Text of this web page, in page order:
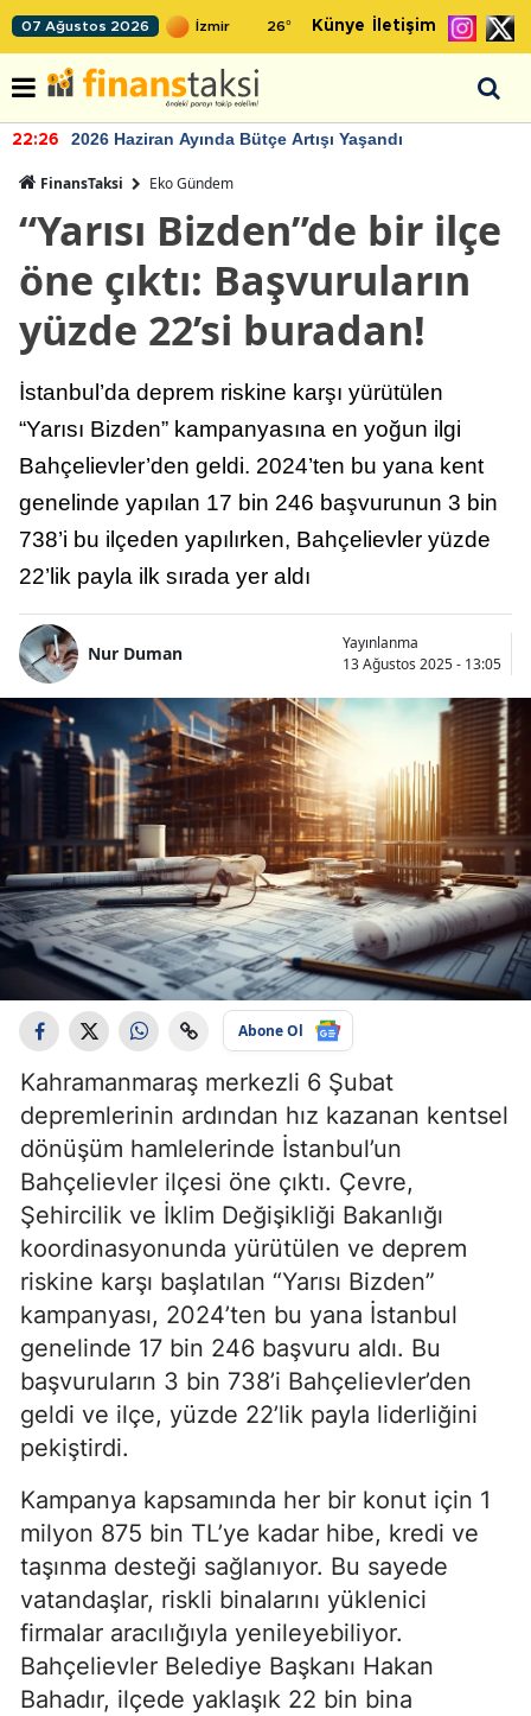
07 Ağustos 2026 26° Künye İletişim
22:26 2026 Haziran Ayında Bütçe Artışı Yaşandı
FinansTaksi Eko Gündem
“Yarısı Bizden”de bir ilçe
öne çıktı: Başvuruların
yüzde 22’si buradan!
İstanbul’da deprem riskine karşı yürütülen
“Yarısı Bizden” kampanyasına en yoğun ilgi
Bahçelievler’den geldi. 2024’ten bu yana kent
genelinde yapılan 17 bin 246 başvurunun 3 bin
738’i bu ilçeden yapılırken, Bahçelievler yüzde
22’lik payla ilk sırada yer aldı
Nur Duman
Yayınlanma
13 Ağustos 2025 - 13:05
Abone Ol
Kahramanmaraş merkezli 6 Şubat
depremlerinin ardından hız kazanan kentsel
dönüşüm hamlelerinde İstanbul’un
Bahçelievler ilçesi öne çıktı. Çevre,
Şehircilik ve İklim Değişikliği Bakanlığı
koordinasyonunda yürütülen ve deprem
riskine karşı başlatılan “Yarısı Bizden”
kampanyası, 2024’ten bu yana İstanbul
genelinde 17 bin 246 başvuru aldı. Bu
başvuruların 3 bin 738’i Bahçelievler’den
geldi ve ilçe, yüzde 22’lik payla liderliğini
pekiştirdi.
Kampanya kapsamında her bir konut için 1
milyon 875 bin TL’ye kadar hibe, kredi ve
taşınma desteği sağlanıyor. Bu sayede
vatandaşlar, riskli binalarını yüklenici
firmalar aracılığıyla yenileyebiliyor.
Bahçelievler Belediye Başkanı Hakan
Bahadır, ilçede yaklaşık 22 bin bina